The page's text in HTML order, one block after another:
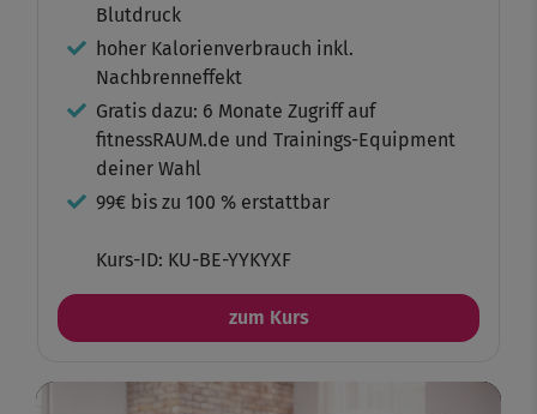
Blutdruck
hoher Kalorienverbrauch inkl.
Nachbrenneffekt
Gratis dazu: 6 Monate Zugriff auf
fitnessRAUM.de und Trainings-Equipment
deiner Wahl
99€ bis zu 100 % erstattbar
Kurs-ID: KU-BE-YYKYXF
zum Kurs